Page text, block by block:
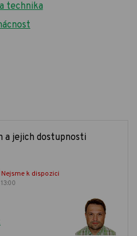
technika
a jejich dostupnosti
Nejsme k dispozici